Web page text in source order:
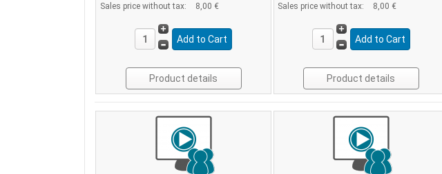
Sales price without tax:
8,00 €
Product details
Sales price without tax:
8,00 €
Product details